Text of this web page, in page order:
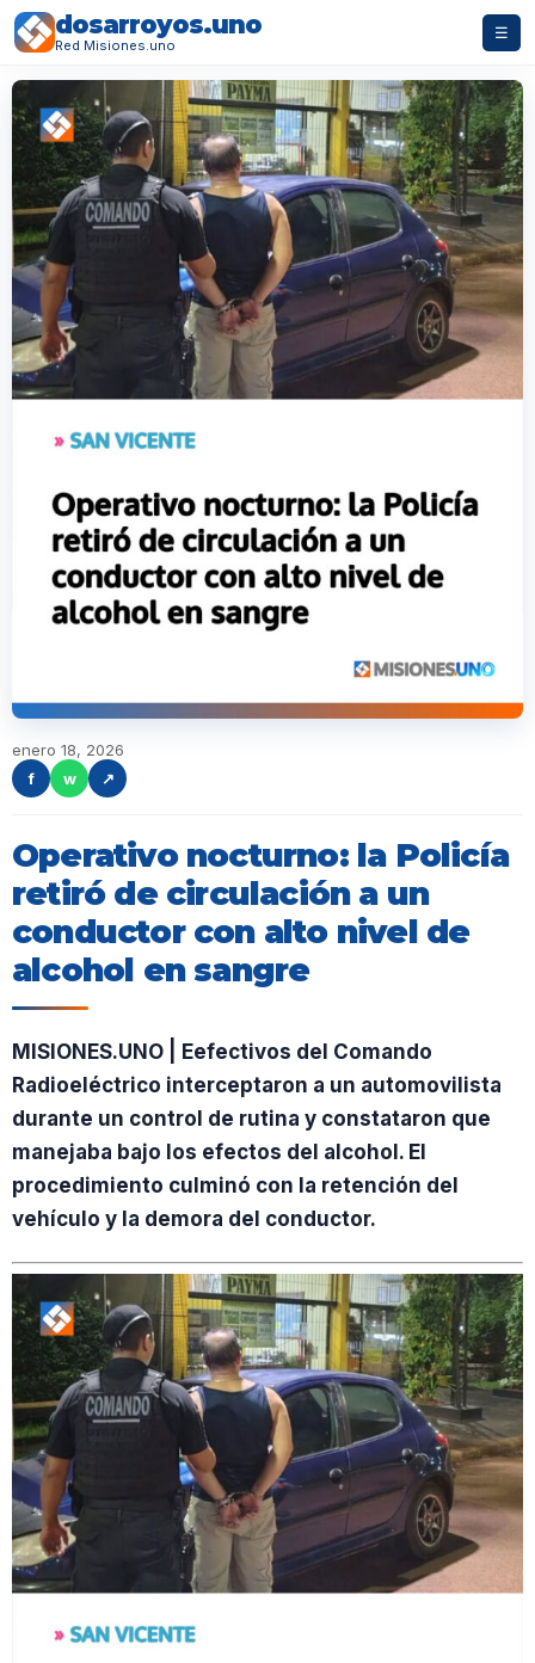
dosarroyos.uno
Red Misiones.uno
☰
enero 18, 2026
f
w ↗
Operativo nocturno: la Policía
retiró de circulación a un
conductor con alto nivel de
alcohol en sangre
MISIONES.UNO | Eefectivos del Comando
Radioeléctrico interceptaron a un automovilista
durante un control de rutina y constataron que
manejaba bajo los efectos del alcohol. El
procedimiento culminó con la retención del
vehículo y la demora del conductor.